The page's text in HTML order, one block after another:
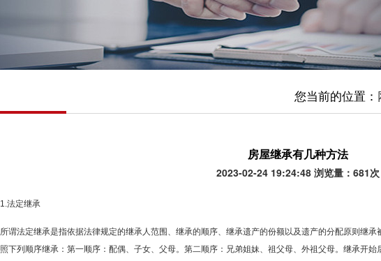
您当前的位置：
房屋继承有几种方法
2023-02-24 19:24:48 浏览量：681次
1.法定继承
所谓法定继承是指依据法律规定的继承人范围、继承的顺序、继承遗产的份额以及遗产的分配原则继
照下列顺序继承：第一顺序：配偶、子女、父母。第二顺序：兄弟姐妹、祖父母、外祖父母。继承开